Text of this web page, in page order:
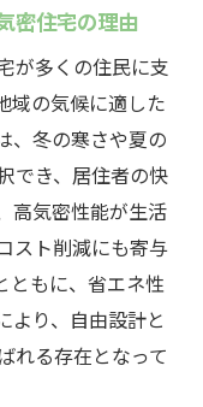
密住宅の理由
が多くの住民に支
域の気候に適した
、冬の寒さや夏の
でき、居住者の快
高気密性能が生活
スト削減にも寄与
ともに、省エネ性
より、自由設計と
れる存在となって